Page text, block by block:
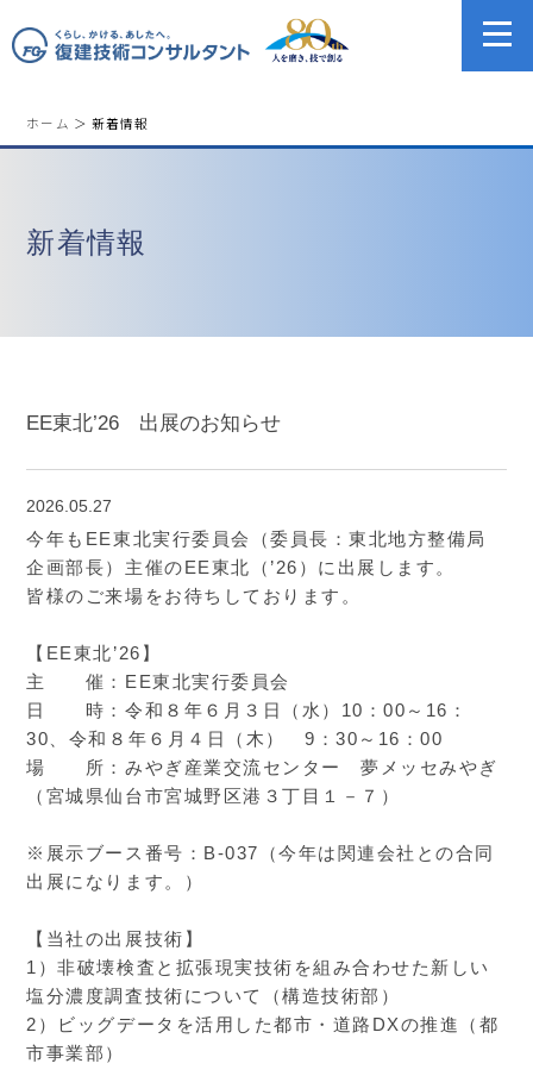
ホーム ＞ 新着情報
新着情報
EE東北’26 出展のお知らせ
2026.05.27
今年もEE東北実行委員会（委員長：東北地方整備局
企画部長）主催のEE東北（’26）に出展します。
皆様のご来場をお待ちしております。
【EE東北’26】
主 催：EE東北実行委員会
日 時：令和８年６月３日（水）10：00～16：
30、令和８年６月４日（木） 9：30～16：00
場 所：みやぎ産業交流センター 夢メッセみやぎ
（宮城県仙台市宮城野区港３丁目１－７）
※展示ブース番号：B-037（今年は関連会社との合同
出展になります。）
【当社の出展技術】
1）非破壊検査と拡張現実技術を組み合わせた新しい
塩分濃度調査技術について（構造技術部）
2）ビッグデータを活用した都市・道路DXの推進（都
市事業部）